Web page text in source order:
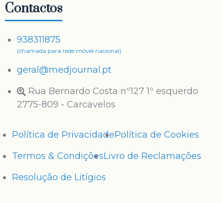
Contactos
938311875
(chamada para rede móvel nacional)
geral@medjournal.pt
Rua Bernardo Costa nº127 1º esquerdo
2775-809 - Carcavelos
Política de PrivacidadePolítica de Cookies
Termos & CondiçõesLivro de Reclamações
Resolução de Litígios